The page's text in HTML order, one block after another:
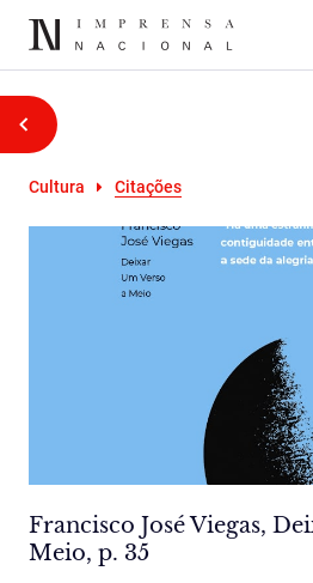
Cultura Citações
Francisco José Viegas,
Meio, p. 35